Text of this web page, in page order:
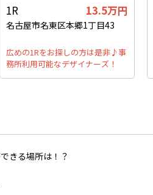
1R 13.5万円
名古屋市名東区本郷1丁目43
広めの1Rをお探しの方は是非♪事
務所利用可能なデザイナーズ！